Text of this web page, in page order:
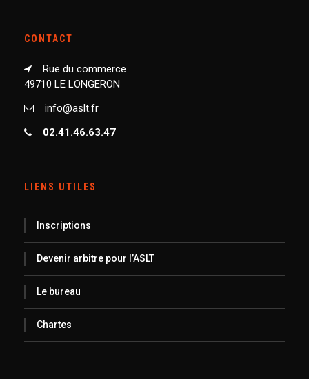
CONTACT
Rue du commerce
49710 LE LONGERON
info@aslt.fr
02.41.46.63.47
LIENS UTILES
Inscriptions
Devenir arbitre pour l’ASLT
Le bureau
Chartes